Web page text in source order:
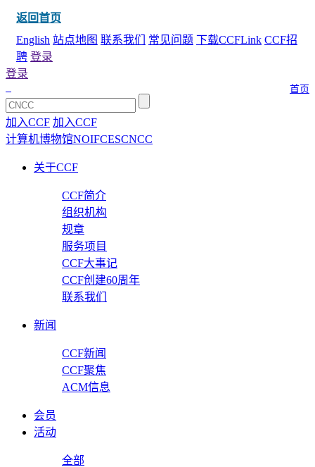
返回首页
English 站点地图 联系我们 常见问题 下载CCFLink CCF招
聘 登录
首页
登录
加入CCF 加入CCF
计算机博物馆NOIFCESCNCC
关于CCF
CCF简介
组织机构
规章
服务项目
CCF大事记
CCF创建60周年
联系我们
新闻
CCF新闻
CCF聚焦
ACM信息
会员
活动
全部